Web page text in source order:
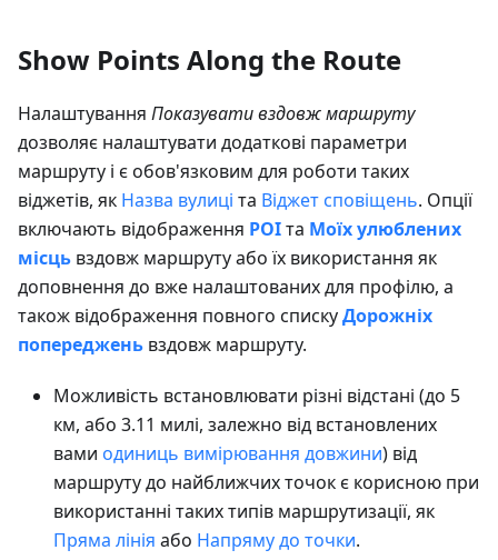
Show Points Along the Route
Налаштування Показувати вздовж маршруту
дозволяє налаштувати додаткові параметри
маршруту і є обов'язковим для роботи таких
віджетів, як Назва вулиці та Віджет сповіщень. Опції
включають відображення POIта Моїх улюблених
місць вздовж маршруту або їх використання як
доповнення до вже налаштованих для профілю, а
також відображення повного спискуДорожніх
попереджень вздовж маршруту.
Можливість встановлювати різні відстані (до 5
км, або 3.11 милі, залежно від встановлених
вами одиниць вимірювання довжини) від
маршруту до найближчих точок є корисною при
використанні таких типів маршрутизації, як
Пряма лінія або Напряму до точки.